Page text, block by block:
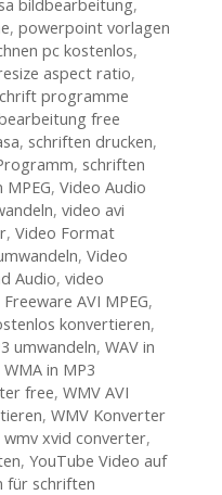
bildbearbeitung,
, powerpoint vorlagen
pc kostenlos,
aspect ratio,
programme
free
, schriften drucken,
, schriften
MPEG, Video Audio
, video avi
, Video Format
, Video
Audio, video
AVI MPEG,
konvertieren,
umwandeln, WAV in
WMA in MP3
free, WMV AVI
, WMV Konverter
wmv xvid converter,
, YouTube Video auf
für schriften